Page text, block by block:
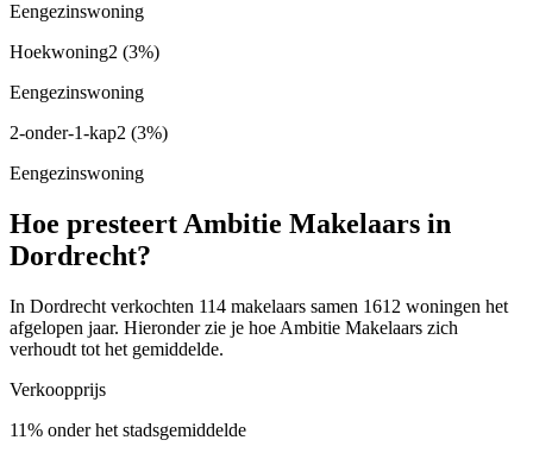
Eengezinswoning
Hoekwoning2 (3%)
Eengezinswoning
2-onder-1-kap2 (3%)
Eengezinswoning
Hoe presteert Ambitie Makelaars in
Dordrecht?
In Dordrecht verkochten 114 makelaars samen 1612 woningen het
afgelopen jaar. Hieronder zie je hoe Ambitie Makelaars zich
verhoudt tot het gemiddelde.
Verkoopprijs
11% onder het stadsgemiddelde